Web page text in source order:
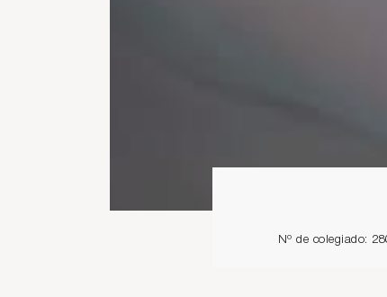
Nº de colegiado: